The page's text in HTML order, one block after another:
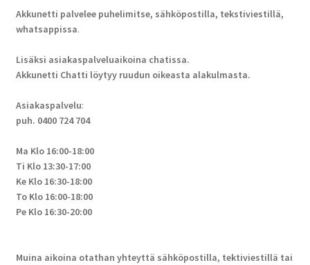
Akkunetti palvelee puhelimitse, sähköpostilla, tekstiviestillä,
whatsappissa.
Lisäksi asiakaspalveluaikoina chatissa.
Akkunetti Chatti löytyy ruudun oikeasta alakulmasta.
Asiakaspalvelu:
puh. 0400 724 704
Ma Klo 16:00-18:00
Ti Klo 13:30-17:00
Ke Klo 16:30-18:00
To Klo 16:00-18:00
Pe Klo 16:30-20:00
Muina aikoina otathan yhteyttä sähköpostilla, tektiviestillä tai